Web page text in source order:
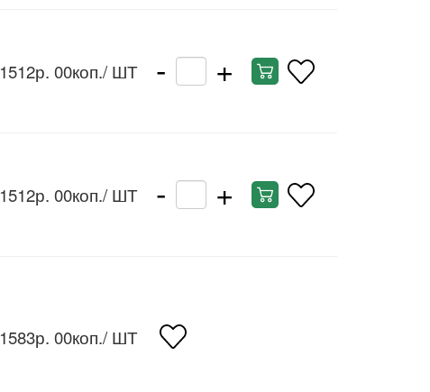
1512р. 00коп./ ШТ - +
1512р. 00коп./ ШТ - +
1583р. 00коп./ ШТ